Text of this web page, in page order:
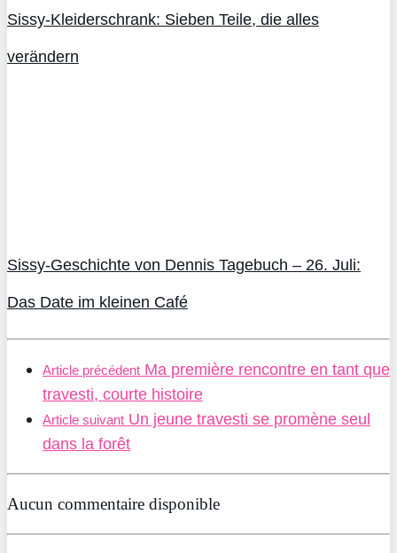
Sissy-Kleiderschrank: Sieben Teile, die alles
verändern
Sissy-Geschichte von Dennis Tagebuch – 26. Juli:
Das Date im kleinen Café
Article précédent Ma première rencontre en tant que
travesti, courte histoire
Article suivant Un jeune travesti se promène seul
dans la forêt
Aucun commentaire disponible